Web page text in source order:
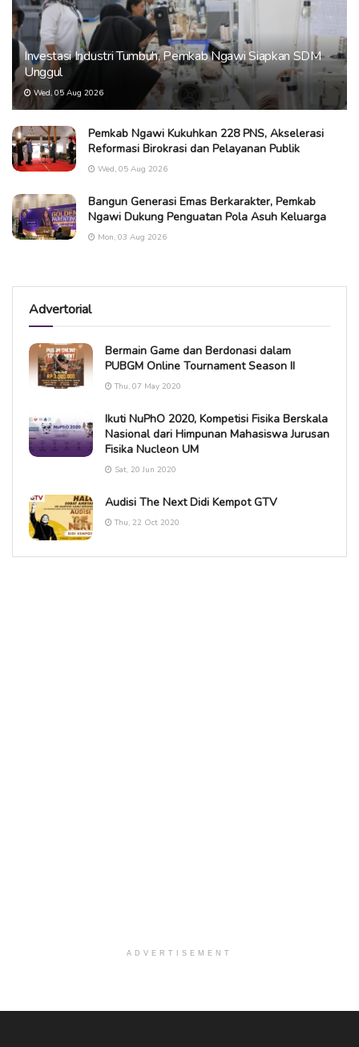
Investasi Industri Tumbuh, Pemkab Ngawi Siapkan SDM
Unggul
Wed, 05 Aug 2026
Pemkab Ngawi Kukuhkan 228 PNS, Akselerasi
Reformasi Birokrasi dan Pelayanan Publik
Wed, 05 Aug 2026
Bangun Generasi Emas Berkarakter, Pemkab
Ngawi Dukung Penguatan Pola Asuh Keluarga
Mon, 03 Aug 2026
Advertorial
Bermain Game dan Berdonasi dalam
PUBGM Online Tournament Season II
Thu, 07 May 2020
Ikuti NuPhO 2020, Kompetisi Fisika Berskala
Nasional dari Himpunan Mahasiswa Jurusan
Fisika Nucleon UM
Sat, 20 Jun 2020
Audisi The Next Didi Kempot GTV
Thu, 22 Oct 2020
ADVERTISEMENT